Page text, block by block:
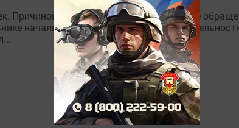
их гибели стало неосторожное
начальник отделения надзорной